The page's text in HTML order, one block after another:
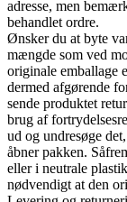
adresse, men
behandlet ordre.
Ønsker du at byte
mængde som ved
originale emballage
dermed afgørende
sende produktet
brug af
ud og undresøge
åbner pakken.
eller i neutrale
nødvendigt at den